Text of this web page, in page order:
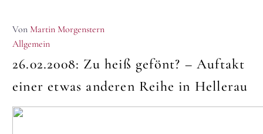
Von Martin Morgenstern
Allgemein
26.02.2008: Zu heiß gefönt? – Auftakt
einer etwas anderen Reihe in Hellerau